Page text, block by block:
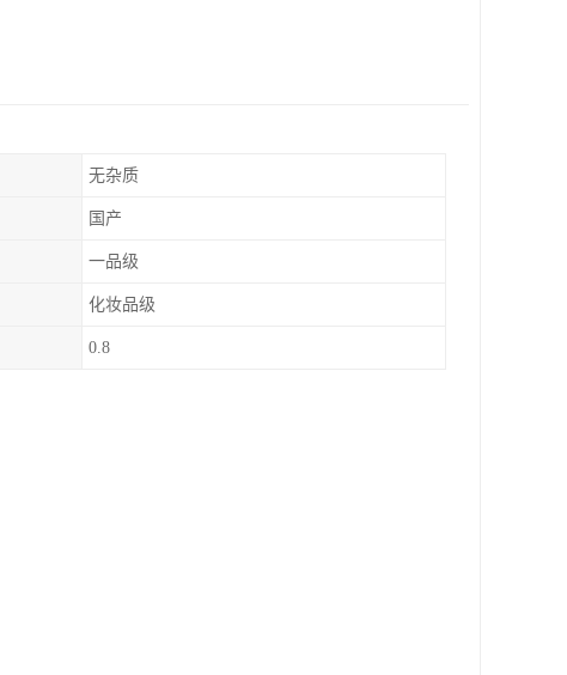
无杂质
国产
一品级
化妆品级
0.8